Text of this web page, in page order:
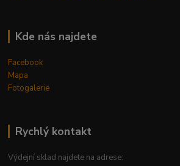
Kde nás najdete
Facebook
Mapa
Fotogalerie
Rychlý kontakt
Výdejní sklad najdete na adrese: